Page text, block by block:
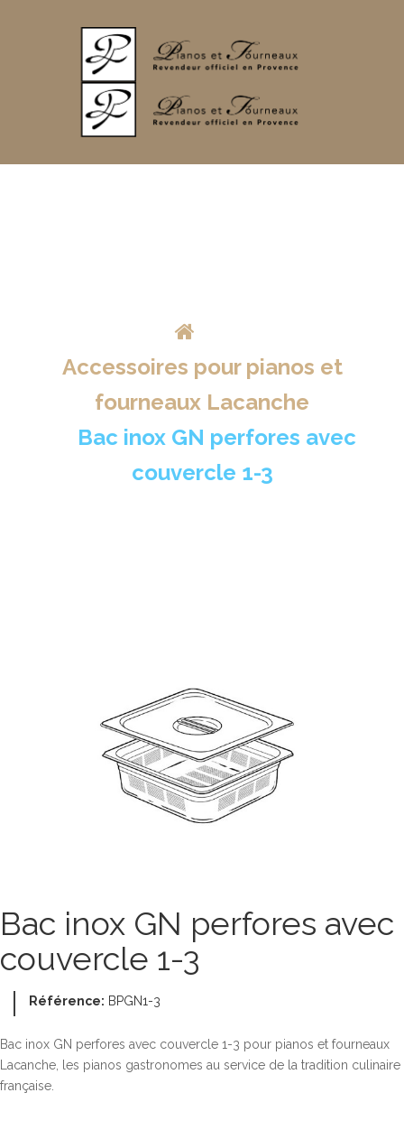
Accessoires pour pianos et
fourneaux Lacanche
Bac inox GN perfores avec
couvercle 1-3
Bac inox GN perfores avec
couvercle 1-3
Référence: BPGN1-3
Bac inox GN perfores avec couvercle 1-3 pour pianos et fourneaux
Lacanche, les pianos gastronomes au service de la tradition culinaire
française.